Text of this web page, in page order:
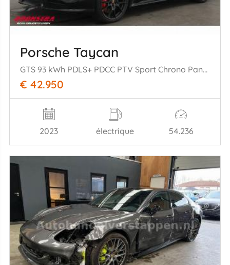
Porsche Taycan
GTS 93 kWh PDLS+ PDCC PTV Sport Chrono Pano ACC HUD Burmester 360°
€ 42.950
2023 électrique 54.236